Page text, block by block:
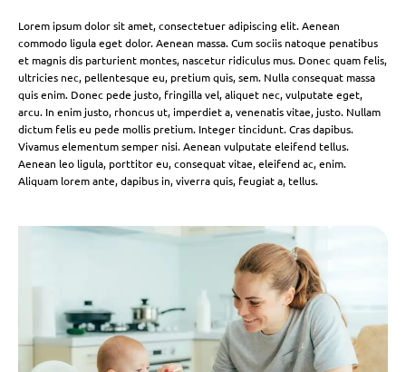
Lorem ipsum dolor sit amet, consectetuer adipiscing elit. Aenean
commodo ligula eget dolor. Aenean massa. Cum sociis natoque penatibus
et magnis dis parturient montes, nascetur ridiculus mus. Donec quam felis,
ultricies nec, pellentesque eu, pretium quis, sem. Nulla consequat massa
quis enim. Donec pede justo, fringilla vel, aliquet nec, vulputate eget,
arcu. In enim justo, rhoncus ut, imperdiet a, venenatis vitae, justo. Nullam
dictum felis eu pede mollis pretium. Integer tincidunt. Cras dapibus.
Vivamus elementum semper nisi. Aenean vulputate eleifend tellus.
Aenean leo ligula, porttitor eu, consequat vitae, eleifend ac, enim.
Aliquam lorem ante, dapibus in, viverra quis, feugiat a, tellus.